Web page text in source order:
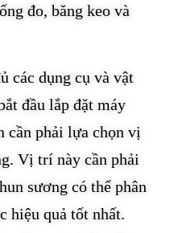
đo, băng keo và
các dụng cụ và vật
đầu lắp đặt máy
cần phải lựa chọn vị
Vị trí này cần phải
sương có thể phân
hiệu quả tốt nhất.